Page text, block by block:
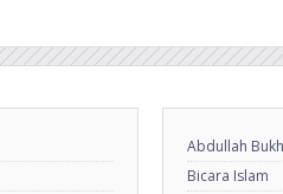
Abdullah
Bicara Islam